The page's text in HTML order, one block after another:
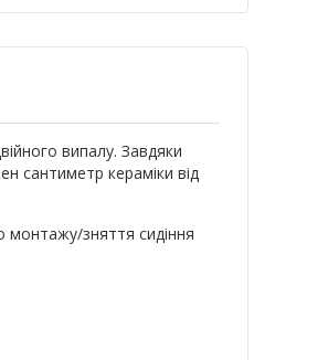
випалу. Завдяки
сантиметр кераміки від
монтажу/зняття сидіння